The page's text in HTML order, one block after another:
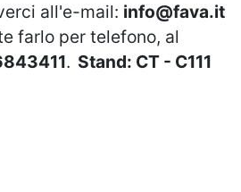
all'e-mail: info@fava.it
farlo per telefono, al
. Stand: CT - C111